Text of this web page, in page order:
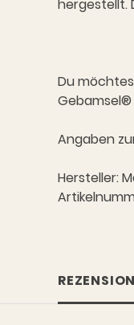
hergestellt.
Du
Gebamsel®
Angaben
Hersteller: